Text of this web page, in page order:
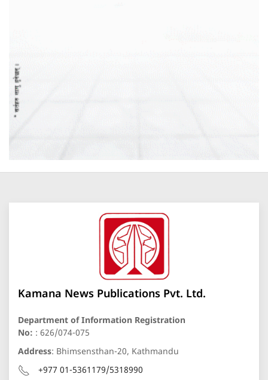
Kamana News Publications Pvt. Ltd.
Department of Information Registration
No: : 626/074-075
Address: Bhimsensthan-20, Kathmandu
+977 01-5361179/5318990